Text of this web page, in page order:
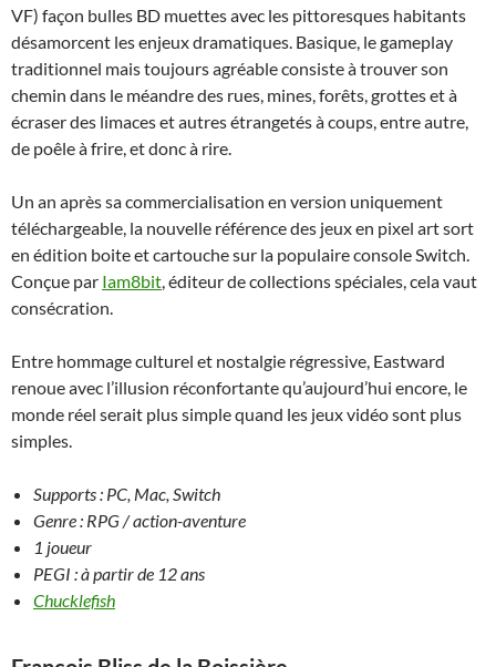
VF) façon bulles BD muettes avec les pittoresques habitants
désamorcent les enjeux dramatiques. Basique, le gameplay
traditionnel mais toujours agréable consiste à trouver son
chemin dans le méandre des rues, mines, forêts, grottes et à
écraser des limaces et autres étrangetés à coups, entre autre,
de poêle à frire, et donc à rire.
Un an après sa commercialisation en version uniquement
téléchargeable, la nouvelle référence des jeux en pixel art sort
en édition boite et cartouche sur la populaire console Switch.
Conçue par Iam8bit, éditeur de collections spéciales, cela vaut
consécration.
Entre hommage culturel et nostalgie régressive, Eastward
renoue avec l’illusion réconfortante qu’aujourd’hui encore, le
monde réel serait plus simple quand les jeux vidéo sont plus
simples.
Supports : PC, Mac, Switch
Genre : RPG / action-aventure
1 joueur
PEGI : à partir de 12 ans
Chucklefish